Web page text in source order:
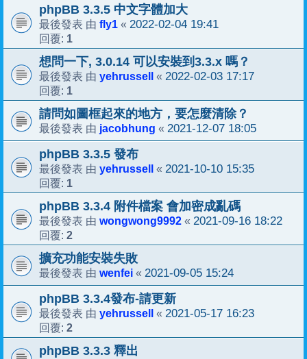
phpBB 3.3.5 中文字體加大
最後發表 由 fly1 « 2022-02-04 19:41
回覆: 1
想問一下, 3.0.14 可以安裝到3.3.x 嗎？
最後發表 由 yehrussell « 2022-02-03 17:17
回覆: 1
請問如圖框起來的地方，要怎麼清除？
最後發表 由 jacobhung « 2021-12-07 18:05
phpBB 3.3.5 發布
最後發表 由 yehrussell « 2021-10-10 15:35
回覆: 1
phpBB 3.3.4 附件檔案 會加密成亂碼
最後發表 由 wongwong9992 « 2021-09-16 18:22
回覆: 2
擴充功能安裝失敗
最後發表 由 wenfei « 2021-09-05 15:24
phpBB 3.3.4發布-請更新
最後發表 由 yehrussell « 2021-05-17 16:23
回覆: 2
phpBB 3.3.3 釋出